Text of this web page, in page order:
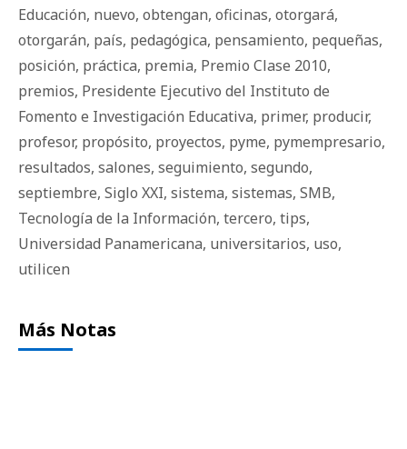
Educación, nuevo, obtengan, oficinas, otorgará,
otorgarán, país, pedagógica, pensamiento, pequeñas,
posición, práctica, premia, Premio Clase 2010,
premios, Presidente Ejecutivo del Instituto de
Fomento e Investigación Educativa, primer, producir,
profesor, propósito, proyectos, pyme, pymempresario,
resultados, salones, seguimiento, segundo,
septiembre, Siglo XXI, sistema, sistemas, SMB,
Tecnología de la Información, tercero, tips,
Universidad Panamericana, universitarios, uso,
utilicen
Más Notas